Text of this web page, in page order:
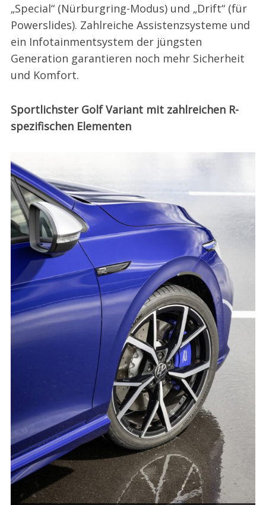
„Special“ (Nürburgring-Modus) und „Drift“ (für
Powerslides). Zahlreiche Assistenzsysteme und
ein Infotainmentsystem der jüngsten
Generation garantieren noch mehr Sicherheit
und Komfort.
Sportlichster Golf Variant mit zahlreichen R-
spezifischen Elementen